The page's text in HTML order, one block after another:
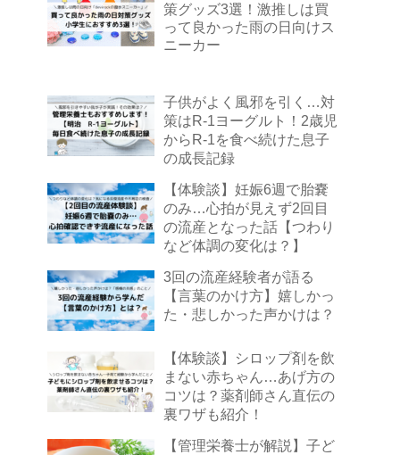
策グッズ3選！激推しは買
って良かった雨の日向けス
ニーカー
子供がよく風邪を引く…対
策はR-1ヨーグルト！2歳児
からR-1を食べ続けた息子
の成長記録
【体験談】妊娠6週で胎嚢
のみ…心拍が見えず2回目
の流産となった話【つわり
など体調の変化は？】
3回の流産経験者が語る
【言葉のかけ方】嬉しかっ
た・悲しかった声かけは？
【体験談】シロップ剤を飲
まない赤ちゃん…あげ方の
コツは？薬剤師さん直伝の
裏ワザも紹介！
【管理栄養士が解説】子ど